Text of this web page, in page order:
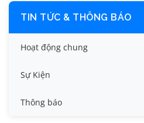
TIN TỨC & THÔNG BÁO
Hoạt động chung
Tin công tác sinh viên
Tin đào tạo
Sự Kiện
Thông báo